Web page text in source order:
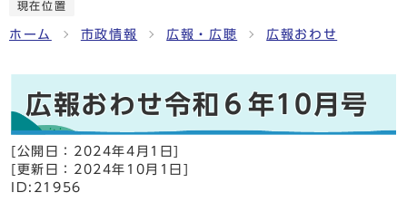
現在位置
ホーム 市政情報 広報・広聴 広報おわせ
広報おわせ令和６年10月号
[公開日： 2024年4月1日
[更新日： 2024年10月1日
ID:21956